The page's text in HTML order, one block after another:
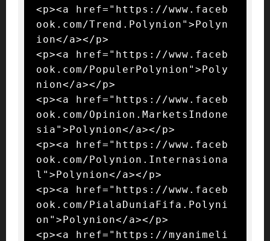
<p><a href="https://www.faceb
ook.com/Trend.Polynion">Polyn
ion</a></p>
<p><a href="https://www.faceb
ook.com/PopulerPolynion">Poly
nion</a></p>
<p><a href="https://www.faceb
ook.com/Opinion.MarketsIndone
sia">Polynion</a></p>
<p><a href="https://www.faceb
ook.com/Polynion.Internasiona
l">Polynion</a></p>
<p><a href="https://www.faceb
ook.com/PialaDuniaFifa.Polyni
on">Polynion</a></p>
<p><a href="https://myanimeli